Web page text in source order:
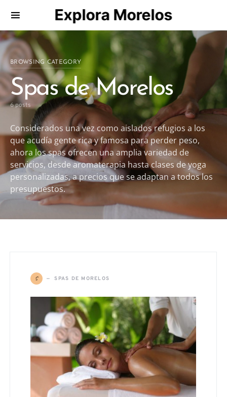
Explora Morelos
Search for:
BROWSING CATEGORY
Spas de Morelos
6 posts
Considerados una vez como aislados refugios a los
que acudía gente rica y famosa para perder peso,
ahora los spas ofrecen una amplia variedad de
servicios, desde aromaterapia hasta clases de yoga
personalizadas, a precios que se adaptan a todos los
presupuestos.
S SPAS DE MORELOS